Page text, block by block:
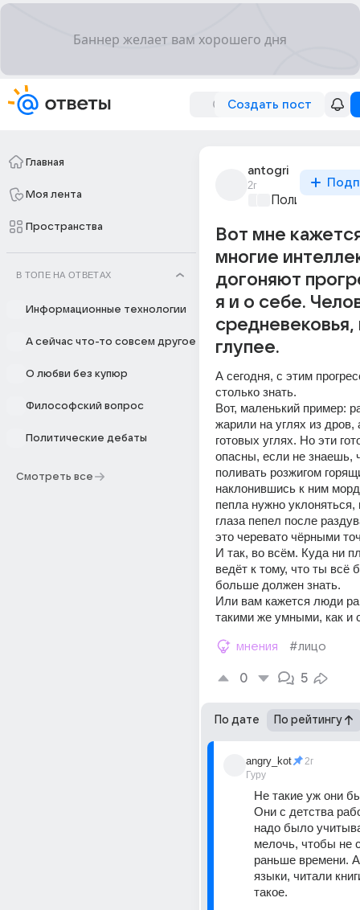
Создать пост
Главная
Моя лента
Пространства
В ТОПЕ НА ОТВЕТАХ
Информационные технологии
А сейчас что-то совсем другое
О любви без купюр
Философский вопрос
Политические дебаты
Смотреть все
antogri
2г
Вот мне
многие
догоняют
я и о себе.
средневековья,
глупее.
А сегодня, с этим
столько знать.
Вот, маленький пример:
жарили на углях из дров,
готовых углях. Но эти
опасны, если не знаешь,
поливать розжигом
наклонившись к ним
пепла нужно уклоняться,
глаза пепел после
И так, во всём. Куда ни
ведёт к тому, что ты всё
больше должен знать.
Или вам кажется люди
такими же умными, как и
мнения #лицо
0 5
По дате По рейтингу
angry_kot
Гуру
2г
Не такие уж они
Они с детства
надо было
мелочь, чтобы не
раньше времени.
языки, читали
такое.